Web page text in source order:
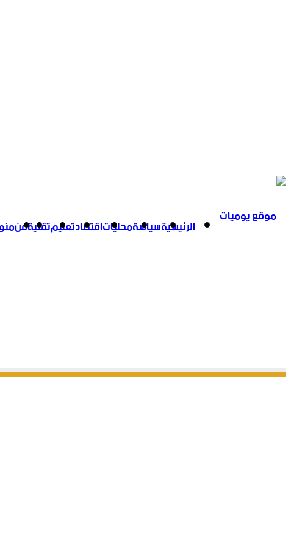
الرئيسيةسياسةمحلياتاقتصادتعليمتقنيةفن